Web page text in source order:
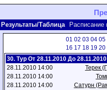
Результаты/Таблица Расписание
01 02 03 04 05
16 17 18 19 20
30. Тур От 28.11.2010 До 28.11.2010
28.11.2010 14:00
Терек
28.11.2010 14:00
28.11.2010 14:00
Сатурн